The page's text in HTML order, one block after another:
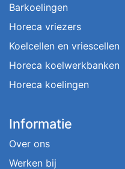
Barkoelingen
Horeca vriezers
Koelcellen en vriescellen
Horeca koelwerkbanken
Horeca koelingen
Informatie
Over ons
Werken bij